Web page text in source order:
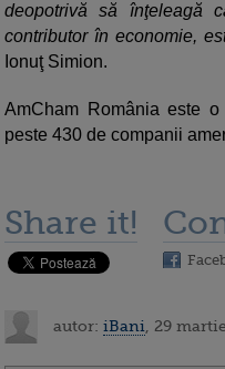
deopotrivă să înţeleagă
contributor în economie,
Ionuţ Simion.
AmCham România este
peste 430 de companii
Share it!
autor: iBani , 29